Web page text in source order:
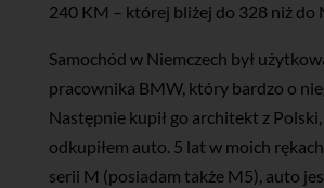
240 KM – której bliżej do 328 niż do
Samochód w Niemczech był
pracownika BMW, który bardzo o
Następnie kupił go architekt z
odkupiłem auto. 5 lat w moich
serii M (posiadam także M5), auto